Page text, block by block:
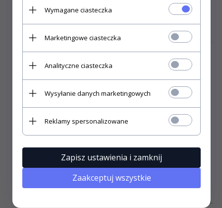
Koszulki Liquid Blue produkowane są w
amerykańskiej
niż typowo europejskie. Jeśli
jeden mniejszy niż zwykle.
Instrukcja prania i prasowania.Pierwsze pranie zalecamy
agresywnych środków piorących. Prasować tylko na lewej stronie.
Wymagane ciasteczka
Marketingowe ciasteczka
Analityczne ciasteczka
Wysyłanie danych marketingowych
Reklamy spersonalizowane
Zapisz ustawienia i zamknij
Zaakceptuj wszystkie